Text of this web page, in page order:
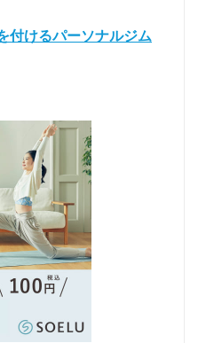
付けるパーソナルジム